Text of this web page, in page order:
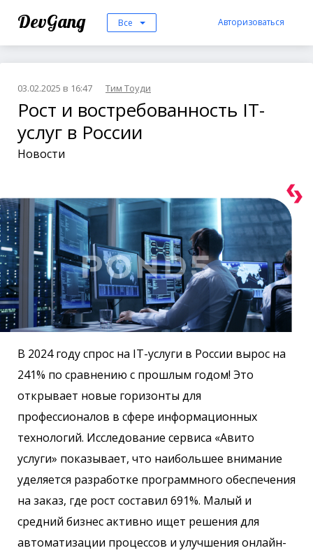
DevGang Все Авторизоваться
03.02.2025 в 16:47 Тим Тоуди
Рост и востребованность IT-
услуг в России
Новости
В 2024 году спрос на IT-услуги в России вырос на
241% по сравнению с прошлым годом! Это
открывает новые горизонты для
профессионалов в сфере информационных
технологий. Исследование сервиса «Авито
услуги» показывает, что наибольшее внимание
уделяется разработке программного обеспечения
на заказ, где рост составил 691%. Малый и
средний бизнес активно ищет решения для
автоматизации процессов и улучшения онлайн-